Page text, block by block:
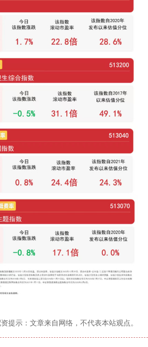
提示：文章来自网络，不代表本站观点。